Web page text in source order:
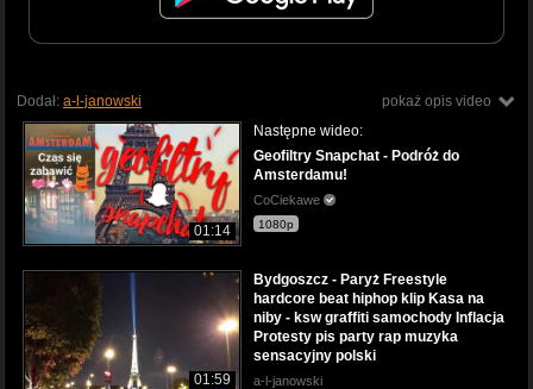
pokaż opis video
Dodał: a-l-janowski
01:14
Następne wideo:
Geofiltry Snapchat - Podróż do
Amsterdamu!
CoCiekawe
1080p
01:59
Bydgoszcz - Paryż Freestyle
hardcore beat hiphop klip Kasa na
niby - ksw graffiti samochody Inflacja
Protesty pis party rap muzyka
sensacyjny polski
a-l-janowski